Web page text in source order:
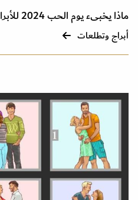
ماذا يخبىء يوم الحب 2024 للأبراج
أبراج وتطلعات